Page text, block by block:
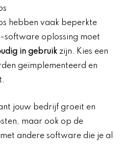
hebben vaak beperkte
software oplossing moet
in gebruik zijn. Kies een
geïmplementeerd en
jouw bedrijf groeit en
maar ook op de
andere software die je al